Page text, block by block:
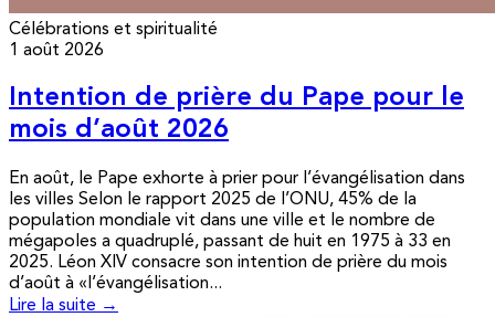
Célébrations et spiritualité
1 août 2026
Intention de prière du Pape pour le
mois d’août 2026
En août, le Pape exhorte à prier pour l’évangélisation dans
les villes Selon le rapport 2025 de l’ONU, 45% de la
population mondiale vit dans une ville et le nombre de
mégapoles a quadruplé, passant de huit en 1975 à 33 en
2025. Léon XIV consacre son intention de prière du mois
d’août à «l’évangélisation...
Lire la suite →